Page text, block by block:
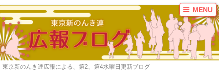
MENU
ブログ
ご案内
連員募集
東京新のんき連広報による、第2、第4水曜日更新ブログ